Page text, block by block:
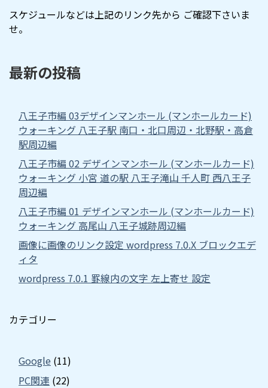
スケジュールなどは上記のリンク先から ご確認下さいま
せ。
最新の投稿
八王子市編 03デザインマンホール (マンホールカード)
ウォーキング 八王子駅 南口・北口周辺・北野駅・高倉
駅周辺編
八王子市編 02 デザインマンホール (マンホールカード)
ウォーキング 小宮 道の駅 八王子滝山 千人町 西八王子
周辺編
八王子市編 01 デザインマンホール (マンホールカード)
ウォーキング 高尾山 八王子城跡周辺編
画像に画像のリンク設定 wordpress 7.0.X ブロックエデ
ィタ
wordpress 7.0.1 罫線内の文字 左上寄せ 設定
カテゴリー
Google (11)
PC関連 (22)